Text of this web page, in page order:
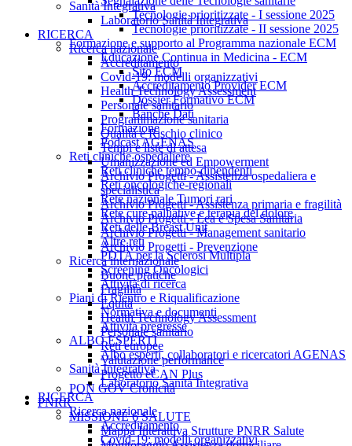
Sanità Integrativa
Laboratorio Sanità Integrativa
RICERCA
Ricerca nazionale
Accreditamento
Covid-19: modelli organizzativi
Health Technology Assessment
Personale sanitario
Programmazione sanitaria
Qualità e Rischio clinico
Tempi e liste di attesa
Umanizzazione ed Empowerment
Archivio Progetti - Assistenza ospedaliera e
specialistica
Archivio Progetti - Assistenza primaria e fragilità
Archivio Progetti - Lea e Spesa Sanitaria
Archivio Progetti - Management sanitario
Archivio Progetti - Prevenzione
Ricerca internazionale
Buone pratiche
Fragilità
Equità
Health Technology Assessment
Personale sanitario
Reti europee
Valutazione performance
Progetto eCAN Plus
PON GOV Cronicità
PNRR
MISSIONE 6 SALUTE
Mappa Interattiva Strutture PNRR Salute
Tecnologie prioritizzate - I sessione 2025
Tecnologie prioritizzate - II sessione 2025
Formazione e supporto al Programma nazionale ECM
Educazione Continua in Medicina - ECM
Sito ECM
Accreditamento Provider ECM
Dossier Formativo ECM
Banche Dati
Formazione
Podcast AGENAS
Reti cliniche ospedaliere
Reti cliniche tempo-dipendenti
Reti oncologiche-regionali
Rete nazionale Tumori rari
Rete cure palliative e terapia del dolore
Reti delle Breast Unit
Altre reti
PDTA per la Sclerosi Multipla
Screening Oncologici
Attività di ricerca
Piani di Rientro e Riqualificazione
Normativa e documenti
Attività pregresse
ALBO ESPERTI
Albo esperti, collaboratori e ricercatori AGENAS
Sanità Integrativa
Laboratorio Sanità Integrativa
RICERCA
Ricerca nazionale
Accreditamento
Covid-19: modelli organizzativi